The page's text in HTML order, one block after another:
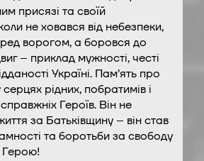
присязі та своїй
не ховався від небезпеки,
ворогом, а боровся до
– приклад мужності, честі
Україні. Пам’ять про
рідних, побратимів і
Героїв. Він не
за Батьківщину – він став
та боротьби за свободу
Герою!